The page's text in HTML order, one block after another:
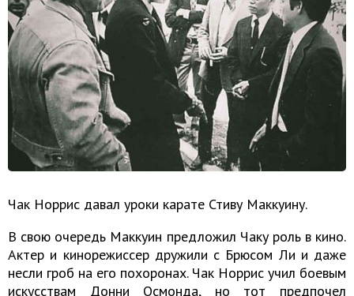
Чак Норрис давал уроки карате Стиву Маккуину.
В свою очередь Маккуин предложил Чаку роль в кино.
Актер и кинорежиссер дружили с Брюсом Ли и даже
несли гроб на его похоронах. Чак Норрис учил боевым
искусствам Донни Осмонда, но тот предпочел